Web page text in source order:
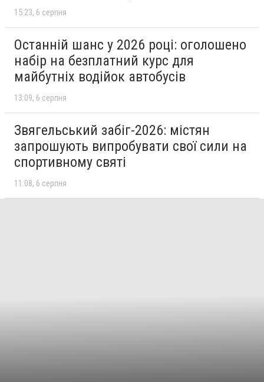
15:23 6 серпня
Останній шанс у 2026 році: оголошено
набір на безплатний курс для
майбутніх водійок автобусів
13:09 6 серпня
Звягельський забіг-2026: містян
запрошують випробувати свої сили на
спортивному святі
11:08 6 серпня